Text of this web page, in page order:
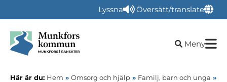
Lyssna Översätt/translate
Öppna
Meny
Här är du: Hem » Omsorg och hjälp » Familj, barn och unga »